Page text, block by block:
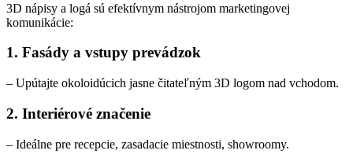
3D nápisy a logá sú efektívnym nástrojom marketingovej
komunikácie:
1. Fasády a vstupy prevádzok
– Upútajte okoloidúcich jasne čitateľným 3D logom nad vchodom.
2. Interiérové značenie
– Ideálne pre recepcie, zasadacie miestnosti, showroomy.